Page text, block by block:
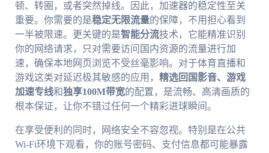
顿、转圈，或者突然掉线。因此，加速器的稳定性至关
重要。你需要的是稳定无限流量的保障，不用担心看到
一半被限速。更关键的是智能分流技术，它能精准识别
你的网络请求，只对需要访问国内资源的流量进行加
速，确保本地网页浏览不受丝毫影响。对于体育直播和
游戏这类对延迟极其敏感的应用， 精选回国影音、游戏
加速专线和独享100M带宽的配置，是流畅、高清画质的
根本保证，让你不错过任何一个精彩进球瞬间。
在享受便利的同时，网络安全不容忽视。特别是在公共
Wi-Fi环境下观看，你的账号密码、支付信息都可能暴露